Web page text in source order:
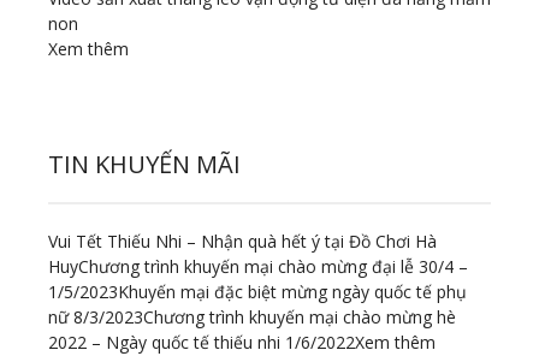
non
Xem thêm
TIN KHUYẾN MÃI
Vui Tết Thiếu Nhi – Nhận quà hết ý tại Đồ Chơi Hà
HuyChương trình khuyến mại chào mừng đại lễ 30/4 –
1/5/2023Khuyến mại đặc biệt mừng ngày quốc tế phụ
nữ 8/3/2023Chương trình khuyến mại chào mừng hè
2022 – Ngày quốc tế thiếu nhi 1/6/2022Xem thêm